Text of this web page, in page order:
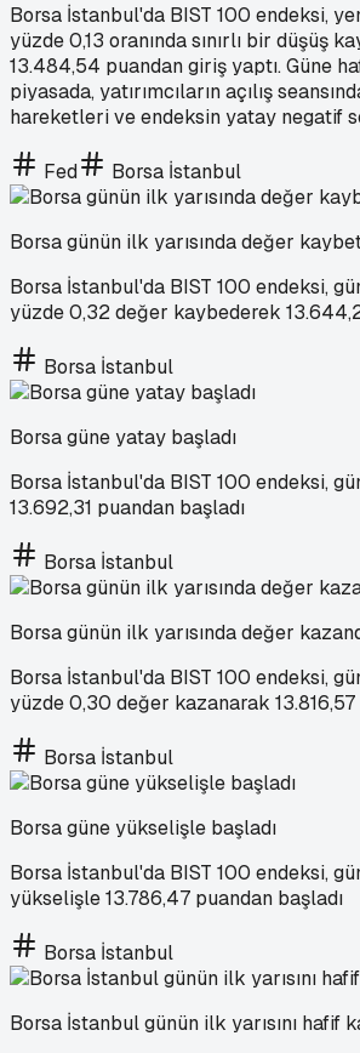
Borsa İstanbul'da BIST 100 endeksi,
yüzde 0,13 oranında sınırlı bir düşüş
13.484,54 puandan giriş yaptı. Güne
piyasada, yatırımcıların açılış
hareketleri ve endeksin yatay negatif
Fed Borsa İstanbul
Borsa günün ilk yarısında değer
Borsa İstanbul'da BIST 100 endeksi,
yüzde 0,32 değer kaybederek
Borsa İstanbul
Borsa güne yatay başladı
Borsa İstanbul'da BIST 100 endeksi,
13.692,31 puandan başladı
Borsa İstanbul
Borsa günün ilk yarısında değer
Borsa İstanbul'da BIST 100 endeksi,
yüzde 0,30 değer kazanarak
Borsa İstanbul
Borsa güne yükselişle başladı
Borsa İstanbul'da BIST 100 endeksi,
yükselişle 13.786,47 puandan başladı
Borsa İstanbul
Borsa İstanbul günün ilk yarısını hafif